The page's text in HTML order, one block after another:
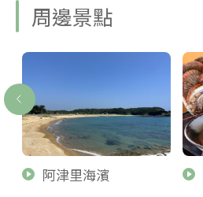
周邊景點
阿津里海濱